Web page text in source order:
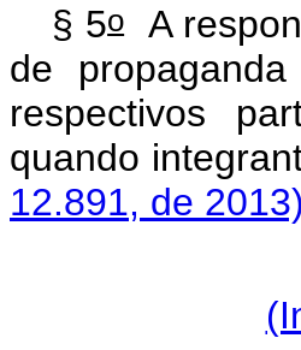
§ 5oA
de
respectivos
quando
12.891, de 2013)